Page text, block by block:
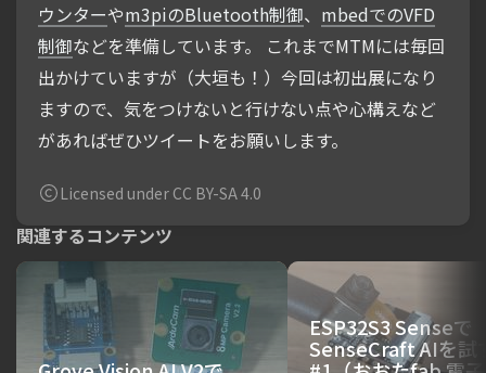
ウンターやm3piのBluetooth制御、 mbedでのVFD
制御などを準備しています。 これまでMTMには毎回
出かけていますが（大垣も！）今回は初出展になり
ますので、気をつけないと行けない点や心構えなど
があればぜひツイートをお願いします。
Licensed under CC BY-SA 4.0
関連するコンテンツ
ESP32S3 Senseで
SenseCraft AIを試